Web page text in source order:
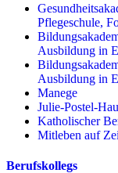
Pflegeschule,
Ausbildung in
Ausbildung in
Manege
Julie-Postel-
Katholischer
Mitleben auf
Berufskollegs